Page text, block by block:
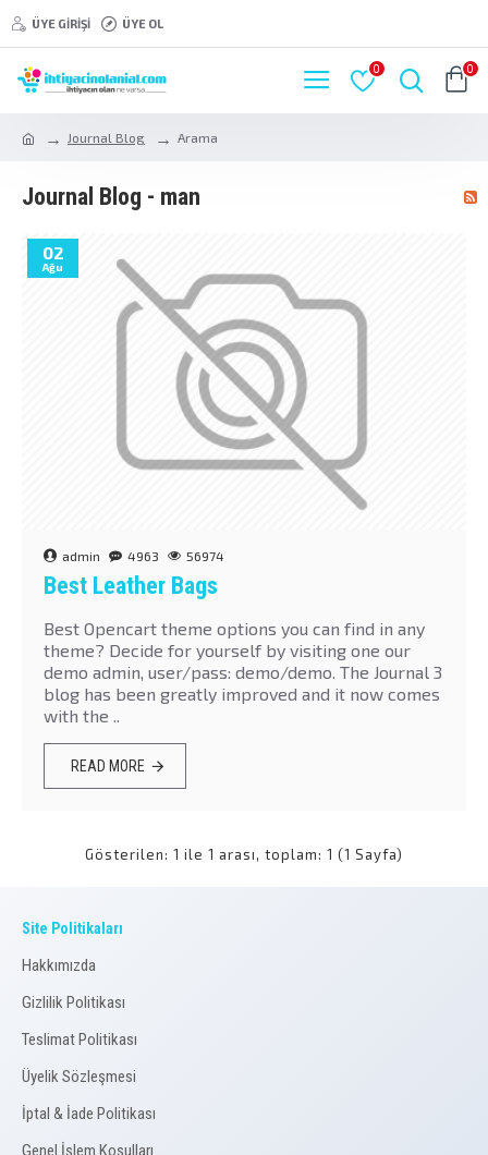
ÜYE GIRIŞI ÜYE OL
0 0
Journal Blog Arama
Journal Blog - man
02
Ağu
admin 4963 56974
Best Leather Bags
Best Opencart theme options you can find in any
theme? Decide for yourself by visiting one our
demo admin, user/pass: demo/demo. The Journal 3
blog has been greatly improved and it now comes
with the ..
READ MORE
Gösterilen: 1 ile 1 arası, toplam: 1 (1 Sayfa)
Site Politikaları
Hakkımızda
Gizlilik Politikası
Teslimat Politikası
Üyelik Sözleşmesi
İptal & İade Politikası
Genel İşlem Koşulları